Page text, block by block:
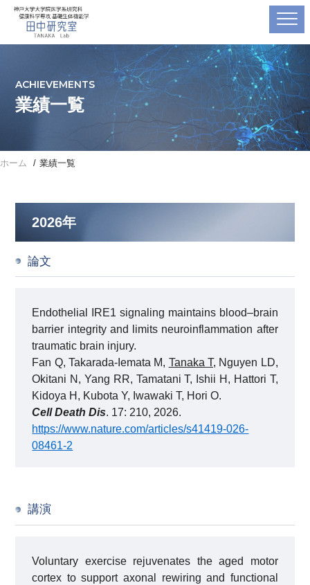
ACHIEVEMENTS
業績一覧
ホーム 業績一覧
2026年
論文
Endothelial IRE1 signaling maintains blood–brain
barrier integrity and limits neuroinflammation after
traumatic brain injury.
Fan Q, Takarada-Iemata M, Tanaka T, Nguyen LD,
Okitani N, Yang RR, Tamatani T, Ishii H, Hattori T,
Kidoya H, Kubota Y, Iwawaki T, Hori O.
Cell Death Dis. 17: 210, 2026.
https://www.nature.com/articles/s41419-026-
08461-2
講演
Voluntary exercise rejuvenates the aged motor
cortex to support axonal rewiring and functional